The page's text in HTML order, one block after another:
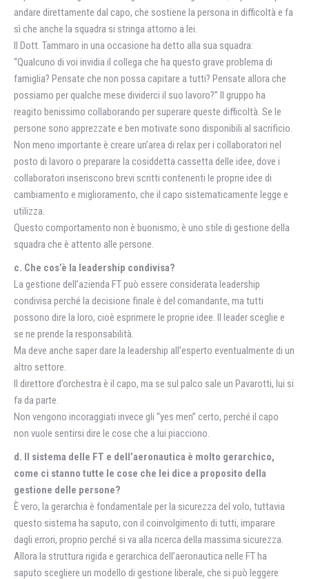
andare direttamente dal capo, che sostiene la persona in difficoltà e fa
sì che anche la squadra si stringa attorno a lei.
Il Dott. Tammaro in una occasione ha detto alla sua squadra:
“Qualcuno di voi invidia il collega che ha questo grave problema di
famiglia? Pensate che non possa capitare a tutti? Pensate allora che
possiamo per qualche mese dividerci il suo lavoro?” Il gruppo ha
reagito benissimo collaborando per superare queste difficoltà. Se le
persone sono apprezzate e ben motivate sono disponibili al sacrificio.
Non meno importante è creare un’area di relax per i collaboratori nel
posto di lavoro o preparare la cosiddetta cassetta delle idee, dove i
collaboratori inseriscono brevi scritti contenenti le proprie idee di
cambiamento e miglioramento, che il capo sistematicamente legge e
utilizza.
Questo comportamento non è buonismo, è uno stile di gestione della
squadra che è attento alle persone.
c. Che cos’è la leadership condivisa?
La gestione dell’azienda FT può essere considerata leadership
condivisa perché la decisione finale è del comandante, ma tutti
possono dire la loro, cioè esprimere le proprie idee. Il leader sceglie e
se ne prende la responsabilità.
Ma deve anche saper dare la leadership all’esperto eventualmente di un
altro settore.
Il direttore d’orchestra è il capo, ma se sul palco sale un Pavarotti, lui si
fa da parte.
Non vengono incoraggiati invece gli “yes men” certo, perché il capo
non vuole sentirsi dire le cose che a lui piacciono.
d. Il sistema delle FT e dell’aeronautica è molto gerarchico,
come ci stanno tutte le cose che lei dice a proposito della
gestione delle persone?
È vero, la gerarchia è fondamentale per la sicurezza del volo, tuttavia
questo sistema ha saputo, con il coinvolgimento di tutti, imparare
dagli errori, proprio perché si va alla ricerca della massima sicurezza.
Allora la struttura rigida e gerarchica dell’aeronautica nelle FT ha
saputo scegliere un modello di gestione liberale, che si può leggere